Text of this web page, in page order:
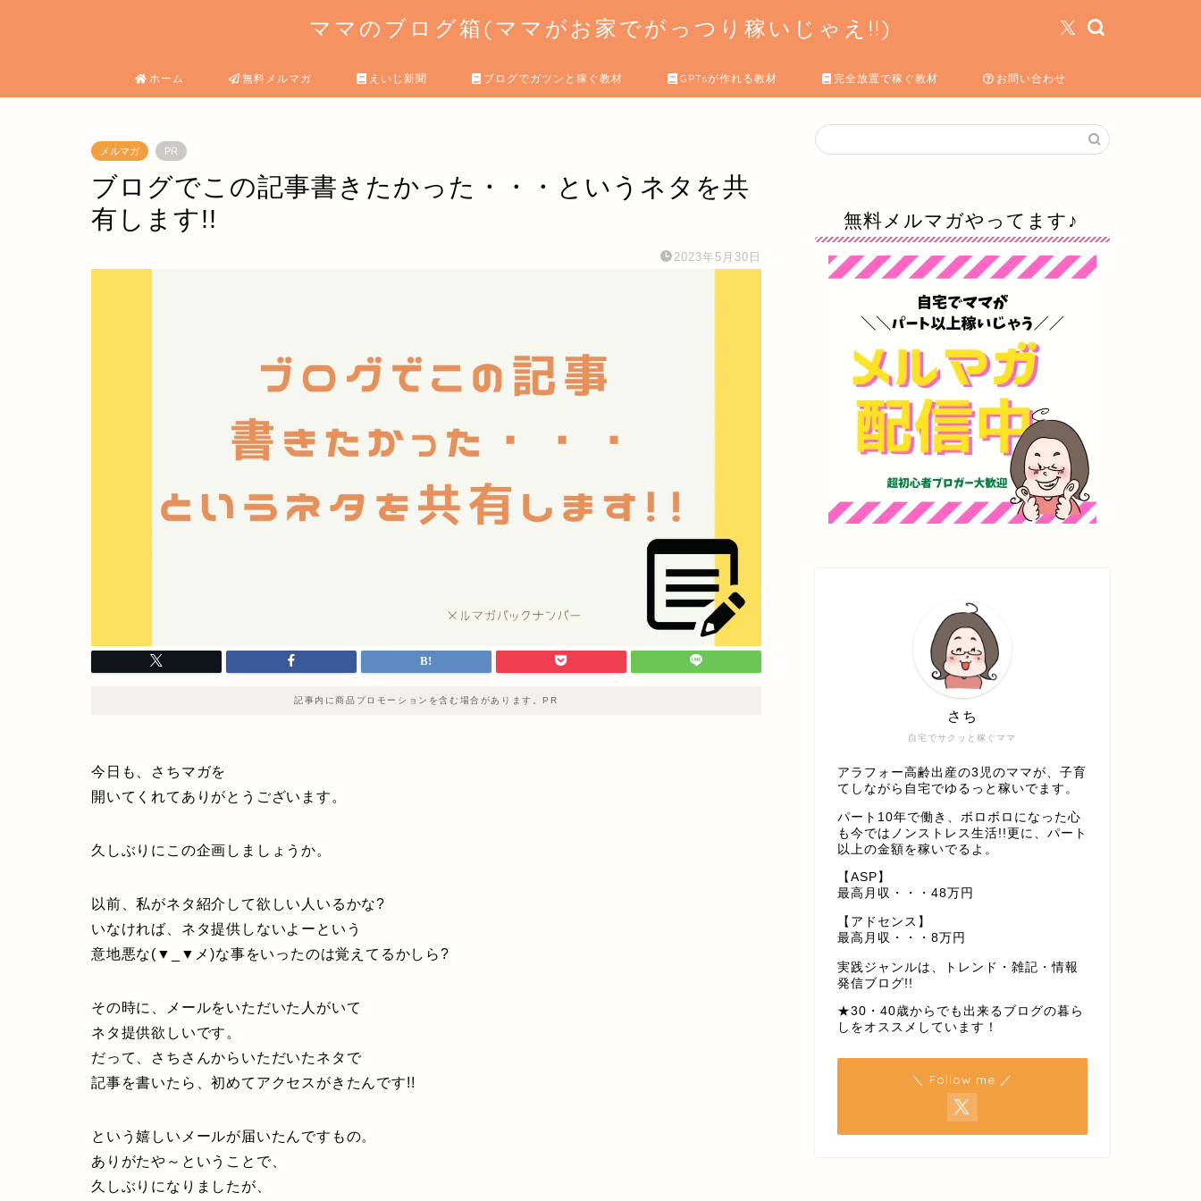
ママのブログ箱(ママがお家でがっつり稼いじゃえ!!)
ホーム 無料メルマガ えいじ新聞 ブログでガツンと稼ぐ教材 GPTsが作れる教材 完全放置で稼ぐ教材 お問い合わせ
メルマガ PR
ブログでこの記事書きたかった・・・というネタを共
有します!!
2023年5月30日
記事内に商品プロモーションを含む場合があります。PR
今日も、さちマガを
開いてくれてありがとうございます。
久しぶりにこの企画しましょうか。
以前、私がネタ紹介して欲しい人いるかな?
いなければ、ネタ提供しないよーという
意地悪な(▼_▼メ)な事をいったのは覚えてるかしら?
その時に、メールをいただいた人がいて
ネタ提供欲しいです。
だって、さちさんからいただいたネタで
記事を書いたら、初めてアクセスがきたんです!!
という嬉しいメールが届いたんですもの。
ありがたや～ということで、
久しぶりになりましたが、
無料メルマガやってます♪
自宅でサクッと稼ぐママ
さち
アラフォー高齢出産の3児のママが、子育
てしながら自宅でゆるっと稼いでます。
パート10年で働き、ボロボロになった心
も今ではノンストレス生活!!更に、パート
以上の金額を稼いでるよ。
【ASP】
最高月収・・・48万円
【アドセンス】
最高月収・・・8万円
実践ジャンルは、トレンド・雑記・情報
発信ブログ!!
★30・40歳からでも出来るブログの暮ら
しをオススメしています！
＼ Follow me ／